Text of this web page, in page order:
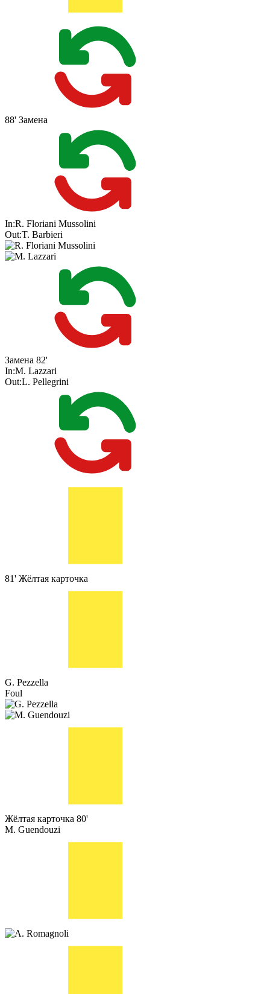
88' Замена
In:R. Floriani Mussolini
Out:T. Barbieri
Замена 82'
In:M. Lazzari
Out:L. Pellegrini
81' Жёлтая карточка
G. Pezzella
Foul
Жёлтая карточка 80'
M. Guendouzi